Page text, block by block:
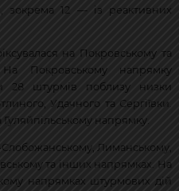
зокрема 12 — із реактивних
на Покровському та
На Покровському напрямку
28 штурмів поблизу низки
Удачного та Сергіївки.
напрямку.
Лиманському,
та інших напрямках. На
напрямках штурмових дій